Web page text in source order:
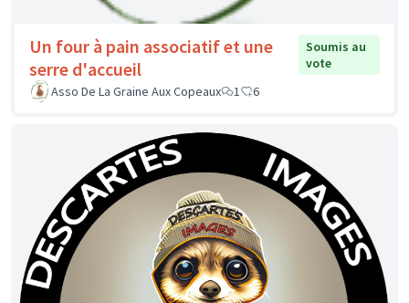
Un four à pain associatif et une
serre d'accueil
Soumis au
vote
Asso De La Graine Aux Copeaux
1 6